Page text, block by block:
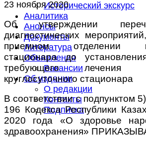
Исторический экскурс
Аналитика
Анонсы
Документы
Литература
Объявления
Вакансии
Об издании
О редакции
Контакты
Подписка
23 ноября 2020
Об утверждении
диагностических
приемном отделении
стационара до
требующего лечения
круглосуточного стационара
В соответствии с подпунктом
196 Кодекса Республики
2020 года «О здоровье
здравоохранения»